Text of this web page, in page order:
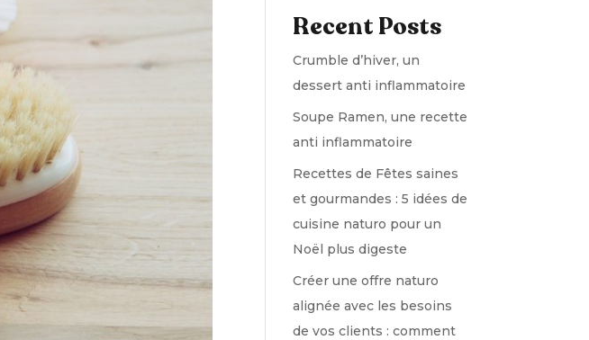
Recent Posts
Crumble d’hiver, un
dessert anti inflammatoire
Soupe Ramen, une recette
anti inflammatoire
Recettes de Fêtes saines
et gourmandes : 5 idées de
cuisine naturo pour un
Noël plus digeste
Créer une offre naturo
alignée avec les besoins
de vos clients : comment